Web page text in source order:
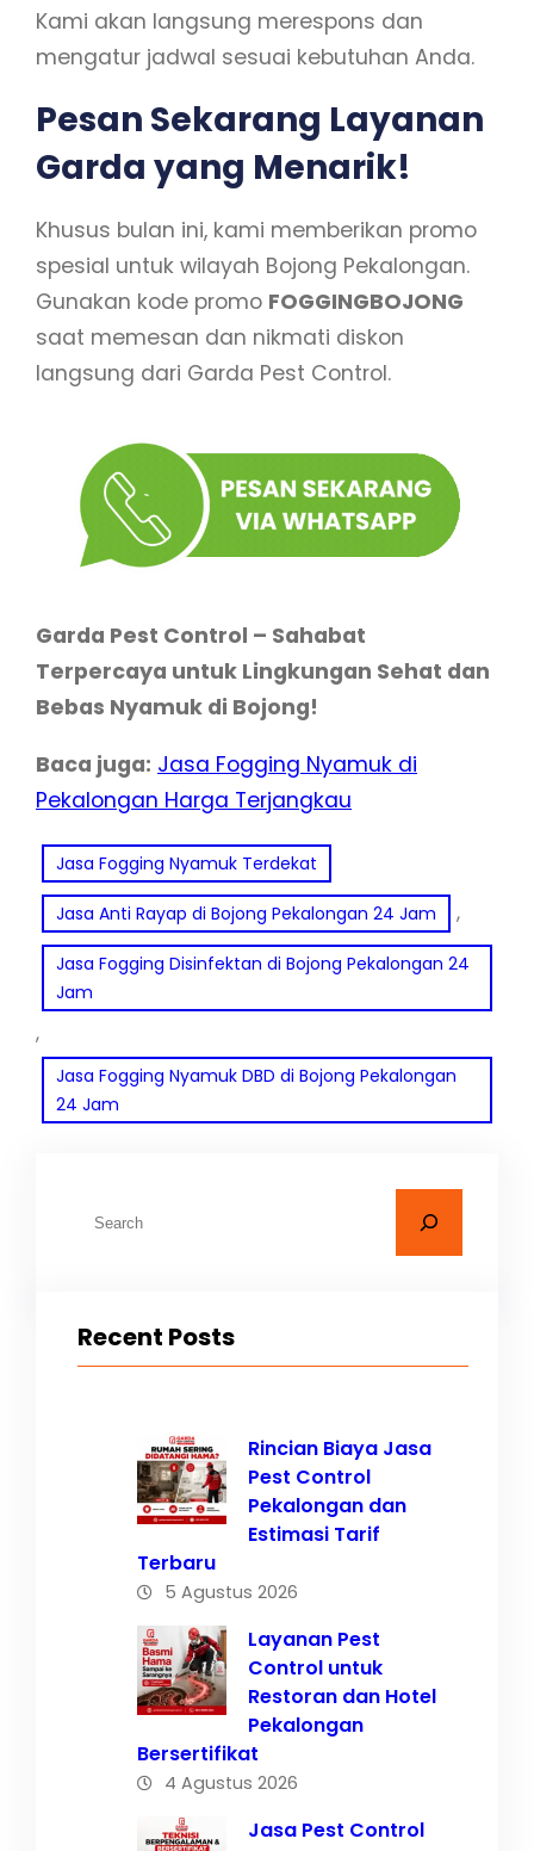
Kami akan langsung merespons dan
mengatur jadwal sesuai kebutuhan Anda.
Pesan Sekarang Layanan
Garda yang Menarik!
Khusus bulan ini, kami memberikan promo
spesial untuk wilayah Bojong Pekalongan.
Gunakan kode promo FOGGINGBOJONG
saat memesan dan nikmati diskon
langsung dari Garda Pest Control.
Garda Pest Control – Sahabat
Terpercaya untuk Lingkungan Sehat dan
Bebas Nyamuk di Bojong!
Baca juga: Jasa Fogging Nyamuk di
Pekalongan Harga Terjangkau
Jasa Fogging Nyamuk Terdekat
Jasa Anti Rayap di Bojong Pekalongan 24 Jam ,
Jasa Fogging Disinfektan di Bojong Pekalongan 24
Jam
,
Jasa Fogging Nyamuk DBD di Bojong Pekalongan
24 Jam
Recent Posts
Rincian Biaya Jasa
Pest Control
Pekalongan dan
Estimasi Tarif
Terbaru
5 Agustus 2026
Layanan Pest
Control untuk
Restoran dan Hotel
Pekalongan
Bersertifikat
4 Agustus 2026
Jasa Pest Control